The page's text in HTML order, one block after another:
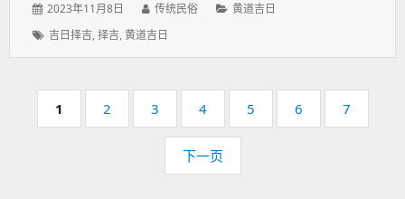
发
表
于：
2023年11月8日
作
传统民俗
分
黄道吉日
标
吉日择吉,择吉,黄道吉日
页
码：
1
页
码：
2
页
码：
3
页
码：
4
页
码：
5
页
码：
6
页
码：
7
下一页